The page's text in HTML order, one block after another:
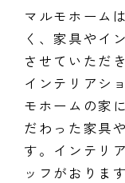
マルモホーム
く、家具やイ
させていただ
インテリアシ
モホームの家
だわった家具
す。インテリ
ッフがおりま